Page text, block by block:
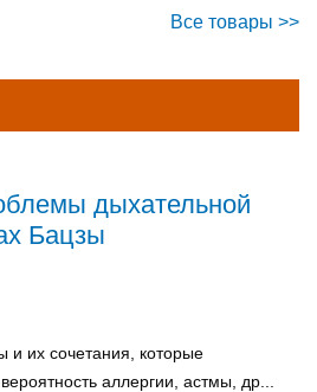
Все товары >>
дыхательной
Бацзы
и их сочетания, которые
аллергии, астмы, др...